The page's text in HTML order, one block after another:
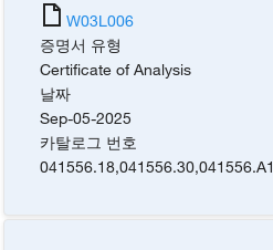
W03L006
증명서 유형
Certificate of Analysis
날짜
Sep-05-2025
카탈로그 번호
041556.18,041556.30,041556.A1